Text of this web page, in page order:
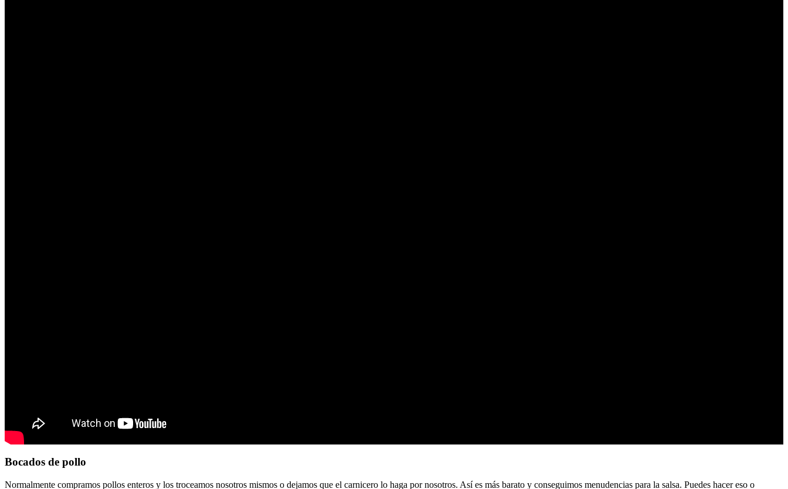
Bocados de pollo
Normalmente compramos pollos enteros y los troceamos nosotros mismos o dejamos que el carnicero lo haga por nosotros. Así es más barato y conseguimos menudencias para la salsa. Puedes hacer eso o